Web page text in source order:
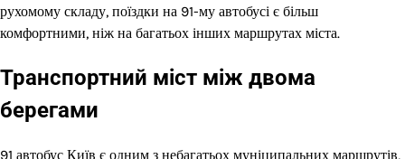
рухомому складу, поїздки на 91-му автобусі є більш
комфортними, ніж на багатьох інших маршрутах міста.
Транспортний міст між двома
берегами
91 автобус Київ є одним з небагатьох муніципальних маршрутів,